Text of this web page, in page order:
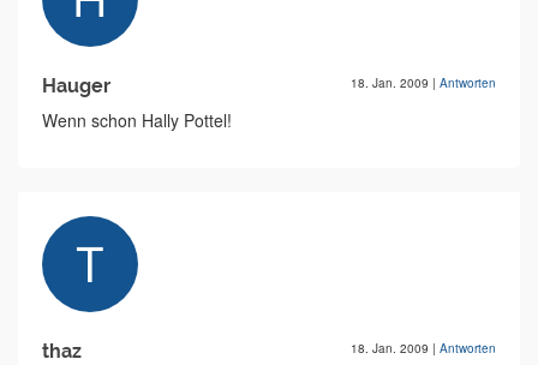
Hauger 18. Jan. 2009 | Antworten
Wenn schon Hally Pottel!
thaz 18. Jan. 2009 | Antworten